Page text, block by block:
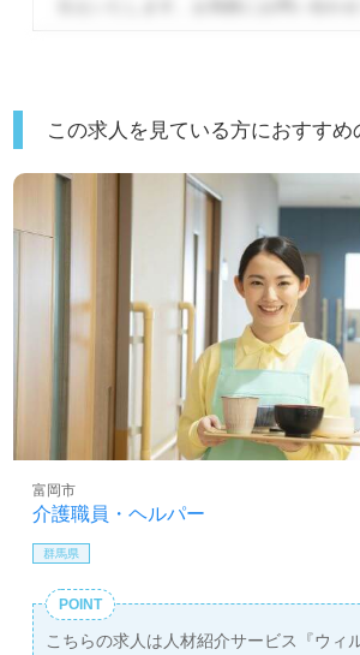
この求人を見ている方におすすめ
介護職員・ヘルパー
富岡市
群馬県
POINT
こちらの求人は人材紹介サービス『ウィ